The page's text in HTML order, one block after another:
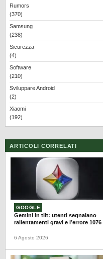
Rumors
(370)
Samsung
(238)
Sicurezza
(4)
Software
(210)
Sviluppare Android
(2)
Xiaomi
(192)
ARTICOLI CORRELATI
GOOGLE
Gemini in tilt: utenti segnalano
rallentamenti gravi e l’errore 1076
6 Agosto 2026